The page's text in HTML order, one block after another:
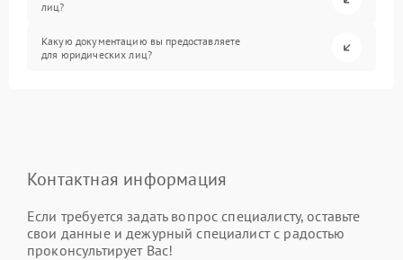
лиц?
Какую документацию вы предоставляете
для юридических лиц?
Контактная информация
Если требуется задать вопрос специалисту, оставьте
свои данные и дежурный специалист с радостью
проконсультирует Вас!